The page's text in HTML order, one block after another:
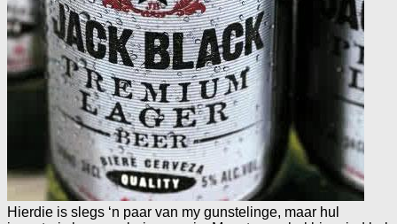
Hierdie is slegs ‘n paar van my gunstelinge, maar hul